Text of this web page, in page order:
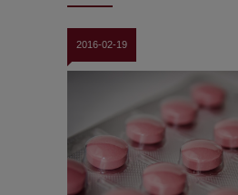
2016-02-19